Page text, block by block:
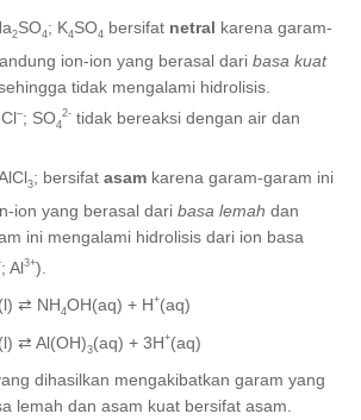
2SO4; K4SO4 bersifat netral karena garam-
ion-ion yang berasal dari basa kuat
tidak mengalami hidrolisis.
–; SO4
2- tidak bereaksi dengan air dan
3; bersifat asam karena garam-garam ini
ion yang berasal dari basa lemah dan
ini mengalami hidrolisis dari ion basa
; Al3+).
⇄ NH4OH(aq) + H+(aq)
⇄ Al(OH)3(aq) + 3H+(aq)
dihasilkan mengakibatkan garam yang
lemah dan asam kuat bersifat asam.